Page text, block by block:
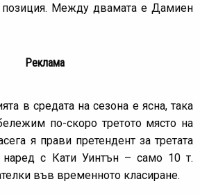
позиция. Между двамата е Дамиен
Реклама
в средата на сезона е ясна, така
по-скоро третото място на
я прави претендент за третата
наред с Кати Уинтън – само 10 т.
във временното класиране.